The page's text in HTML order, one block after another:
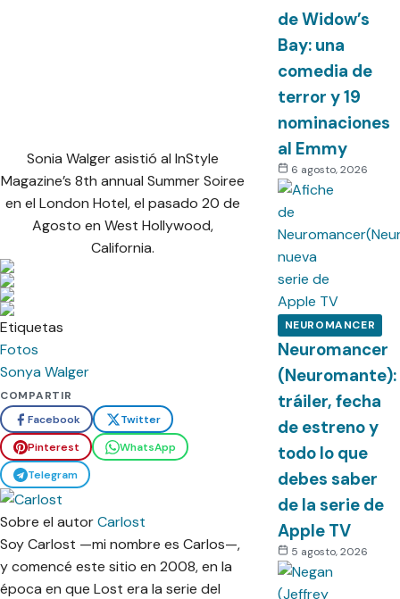
Sonia Walger asistió al InStyle
Magazine’s 8th annual Summer Soiree
en el London Hotel, el pasado 20 de
Agosto en West Hollywood,
California.
Etiquetas
Fotos
Sonya Walger
COMPARTIR
Facebook
Twitter
Pinterest
WhatsApp
Telegram
Sobre el autorCarlost
Soy Carlost —mi nombre es Carlos—,
y comencé este sitio en 2008, en la
época en que Lost era la serie del
de Widow’s
Bay: una
comedia de
terror y 19
nominaciones
al Emmy
6 agosto, 2026
NEUROMANCER
Neuromancer
(Neuromante):
tráiler, fecha
de estreno y
todo lo que
debes saber
de la serie de
Apple TV
5 agosto, 2026